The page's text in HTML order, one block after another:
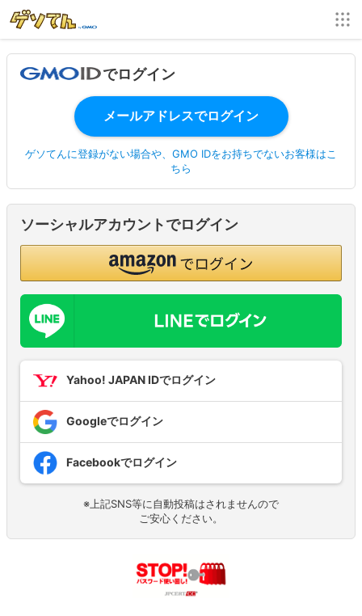
でログイン
ゲソてんに登録がない場合や、GMO IDをお持ちでないお客様はこ
ちら
ソーシャルアカウントでログイン
Yahoo! JAPAN IDでログイン
Googleでログイン
Facebookでログイン
※上記SNS等に自動投稿はされませんので
ご安心ください。